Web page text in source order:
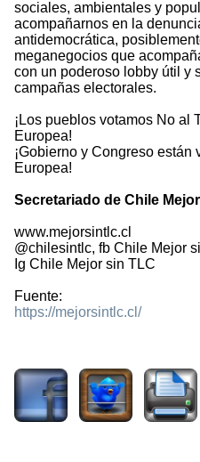
sociales, ambientales y
acompañarnos en la
antidemocrática,
meganegocios que
con un poderoso lobby útil y
campañas electorales.
¡Los pueblos votamos No al
Europea!
¡Gobierno y Congreso
Europea!
Secretariado de Chile
www.mejorsintlc.cl
@chilesintlc, fb Chile Mejor
Ig Chile Mejor sin TLC
Fuente:
https://mejorsintlc.cl/